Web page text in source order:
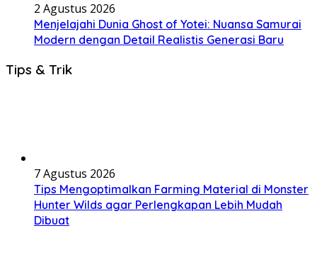
2 Agustus 2026
Menjelajahi Dunia Ghost of Yotei: Nuansa Samurai
Modern dengan Detail Realistis Generasi Baru
Tips & Trik
7 Agustus 2026
Tips Mengoptimalkan Farming Material di Monster
Hunter Wilds agar Perlengkapan Lebih Mudah
Dibuat